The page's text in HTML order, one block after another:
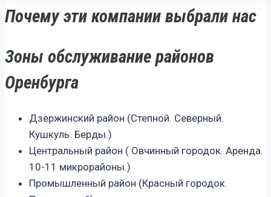
Почему эти компании выбрали нас
Зоны обслуживание районов
Оренбурга
Дзержинский район (Степной. Северный.
Кушкуль. Берды.)
Центральный район ( Овчинный городок. Аренда.
10-11 микрорайоны.)
Промышленный район (Красный городок.